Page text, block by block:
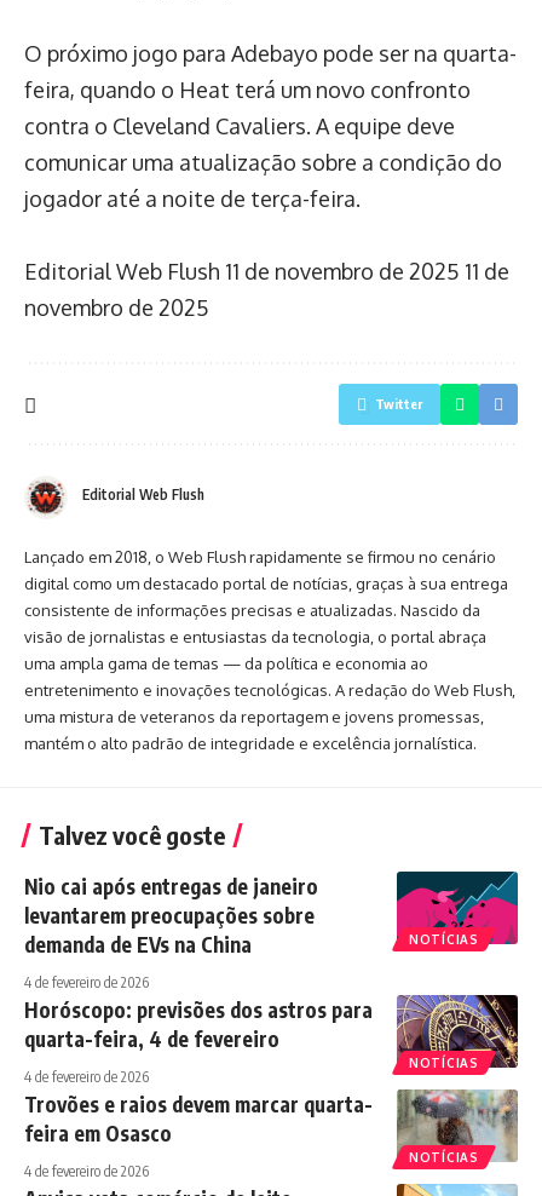
O próximo jogo para Adebayo pode ser na quarta-
feira, quando o Heat terá um novo confronto
contra o Cleveland Cavaliers. A equipe deve
comunicar uma atualização sobre a condição do
jogador até a noite de terça-feira.
Editorial Web Flush 11 de novembro de 2025 11 de
novembro de 2025
Twitter
Editorial Web Flush
Lançado em 2018, o Web Flush rapidamente se firmou no cenário
digital como um destacado portal de notícias, graças à sua entrega
consistente de informações precisas e atualizadas. Nascido da
visão de jornalistas e entusiastas da tecnologia, o portal abraça
uma ampla gama de temas — da política e economia ao
entretenimento e inovações tecnológicas. A redação do Web Flush,
uma mistura de veteranos da reportagem e jovens promessas,
mantém o alto padrão de integridade e excelência jornalística.
Talvez você goste
NOTÍCIAS
Nio cai após entregas de janeiro
levantarem preocupações sobre
demanda de EVs na China
4 de fevereiro de 2026
NOTÍCIAS
Horóscopo: previsões dos astros para
quarta-feira, 4 de fevereiro
4 de fevereiro de 2026
NOTÍCIAS
Trovões e raios devem marcar quarta-
feira em Osasco
4 de fevereiro de 2026